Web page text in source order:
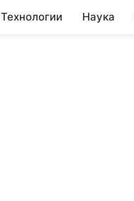
Технологии Наука